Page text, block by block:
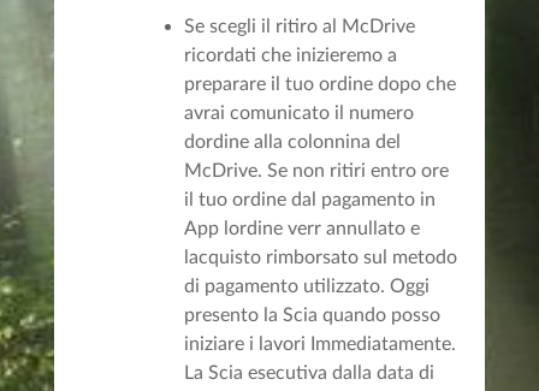
Se scegli il ritiro al McDrive
ricordati che inizieremo a
preparare il tuo ordine dopo che
avrai comunicato il numero
dordine alla colonnina del
McDrive. Se non ritiri entro ore
il tuo ordine dal pagamento in
App lordine verr annullato e
lacquisto rimborsato sul metodo
di pagamento utilizzato. Oggi
presento la Scia quando posso
iniziare i lavori Immediatamente.
La Scia esecutiva dalla data di